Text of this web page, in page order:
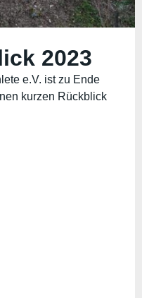
2023
e.V. ist zu Ende
kurzen Rückblick